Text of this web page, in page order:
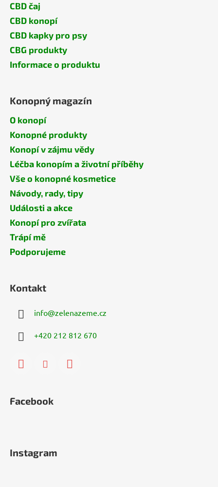
CBD čaj
CBD konopí
CBD kapky pro psy
CBG produkty
Informace o produktu
Konopný magazín
O konopí
Konopné produkty
Konopí v zájmu vědy
Léčba konopím a životní příběhy
Vše o konopné kosmetice
Návody, rady, tipy
Události a akce
Konopí pro zvířata
Trápí mě
Podporujeme
Kontakt
info@zelenazeme.cz
+420 212 812 670
Facebook
Instagram